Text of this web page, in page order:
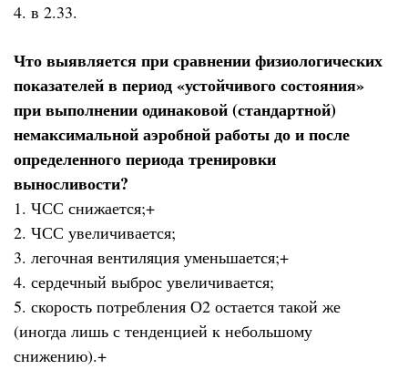
4. в 2.33.
Что выявляется при сравнении физиологических
показателей в период «устойчивого состояния»
при выполнении одинаковой (стандартной)
немаксимальной аэробной работы до и после
определенного периода тренировки
выносливости?
1. ЧСС снижается;+
2. ЧСС увеличивается;
3. легочная вентиляция уменьшается;+
4. сердечный выброс увеличивается;
5. скорость потребления О2 остается такой же
(иногда лишь с тенденцией к небольшому
снижению).+